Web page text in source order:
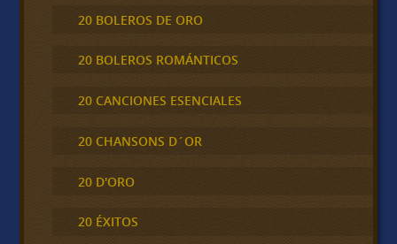
20 BOLEROS DE ORO
20 BOLEROS ROMÁNTICOS
20 CANCIONES ESENCIALES
20 CHANSONS D´OR
20 D'ORO
20 ÉXITOS